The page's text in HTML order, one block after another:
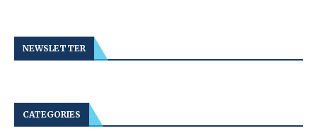
NEWSLETTER
CATEGORIES